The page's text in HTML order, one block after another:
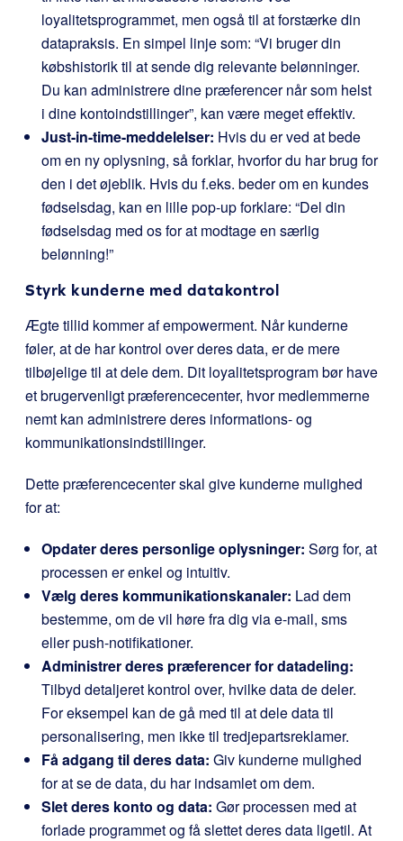
loyalitetsprogrammet, men også til at forstærke din
datapraksis. En simpel linje som: “Vi bruger din
købshistorik til at sende dig relevante belønninger.
Du kan administrere dine præferencer når som helst
i dine kontoindstillinger”, kan være meget effektiv.
Just-in-time-meddelelser: Hvis du er ved at bede
om en ny oplysning, så forklar, hvorfor du har brug for
den i det øjeblik. Hvis du f.eks. beder om en kundes
fødselsdag, kan en lille pop-up forklare: “Del din
fødselsdag med os for at modtage en særlig
belønning!”
Styrk kunderne med datakontrol
Ægte tillid kommer af empowerment. Når kunderne
føler, at de har kontrol over deres data, er de mere
tilbøjelige til at dele dem. Dit loyalitetsprogram bør have
et brugervenligt præferencecenter, hvor medlemmerne
nemt kan administrere deres informations- og
kommunikationsindstillinger.
Dette præferencecenter skal give kunderne mulighed
for at:
Opdater deres personlige oplysninger: Sørg for, at
processen er enkel og intuitiv.
Vælg deres kommunikationskanaler: Lad dem
bestemme, om de vil høre fra dig via e-mail, sms
eller push-notifikationer.
Administrer deres præferencer for datadeling:
Tilbyd detaljeret kontrol over, hvilke data de deler.
For eksempel kan de gå med til at dele data til
personalisering, men ikke til tredjepartsreklamer.
Få adgang til deres data: Giv kunderne mulighed
for at se de data, du har indsamlet om dem.
Slet deres konto og data: Gør processen med at
forlade programmet og få slettet deres data ligetil. At